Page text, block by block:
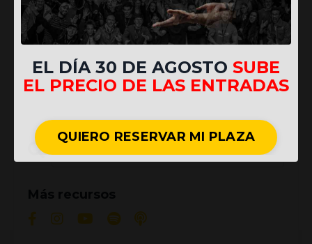
EL DÍA 30 DE AGOSTO SUBE
EL PRECIO DE LAS ENTRADAS
QUIERO RESERVAR MI PLAZA